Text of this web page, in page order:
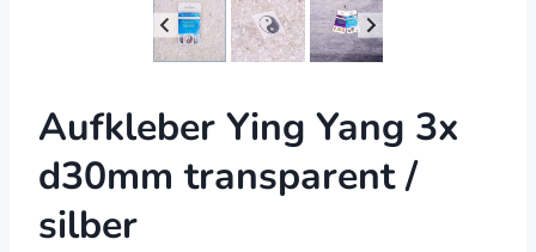
Aufkleber Ying Yang 3x
d30mm transparent /
silber